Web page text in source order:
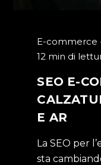
E-commerce
12 min di
SEO E-
E AR
La SEO per
sta